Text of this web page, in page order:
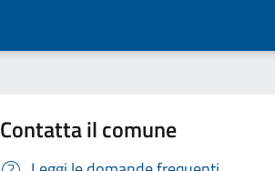
Contatta il comune